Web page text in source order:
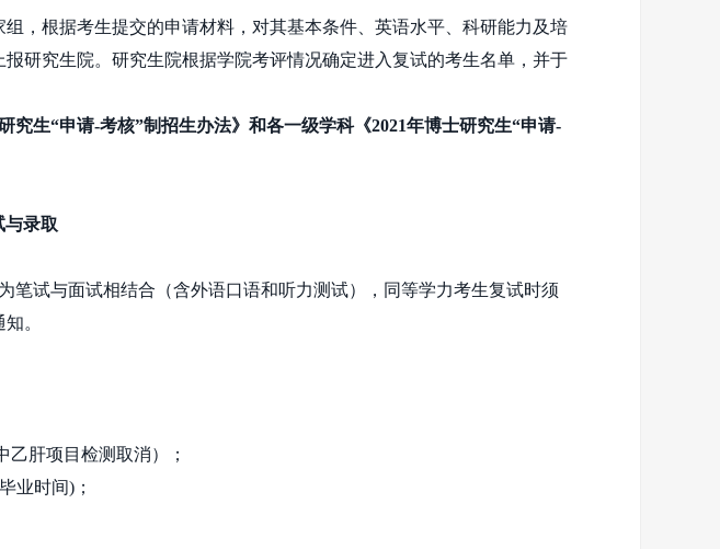
，根据考生提交的申请材料，对其基本条件、英语水平、科研能力及培
研究生院。研究生院根据学院考评情况确定进入复试的考生名单，并于
究生“申请-考核”制招生办法》和各一级学科《2021年博士研究生“申请-
与录取
笔试与面试相结合（含外语口语和听力测试），同等学力考生复试时须
。
肝项目检测取消）；
业时间) ；